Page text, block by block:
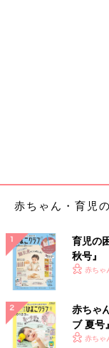
赤ちゃん・育児
育児の
秋号』
いっぱ
赤ちゃ
赤ちゃ
ブ 夏号
く！ お
赤ちゃ